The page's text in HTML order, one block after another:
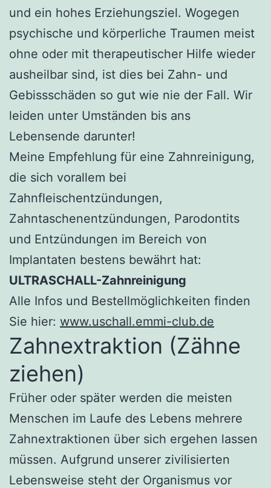
und ein hohes Erziehungsziel. Wogegen
psychische und körperliche Traumen meist
ohne oder mit therapeutischer Hilfe wieder
ausheilbar sind, ist dies bei Zahn- und
Gebissschäden so gut wie nie der Fall. Wir
leiden unter Umständen bis ans
Lebensende darunter!
Meine Empfehlung für eine Zahnreinigung,
die sich vorallem bei
Zahnfleischentzündungen,
Zahntaschenentzündungen, Parodontits
und Entzündungen im Bereich von
Implantaten bestens bewährt hat:
ULTRASCHALL-Zahnreinigung
Alle Infos und Bestellmöglichkeiten finden
Sie hier: www.uschall.emmi-club.de
Zahnextraktion (Zähne
ziehen)
Früher oder später werden die meisten
Menschen im Laufe des Lebens mehrere
Zahnextraktionen über sich ergehen lassen
müssen. Aufgrund unserer zivilisierten
Lebensweise steht der Organismus vor